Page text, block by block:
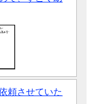
頼させていた